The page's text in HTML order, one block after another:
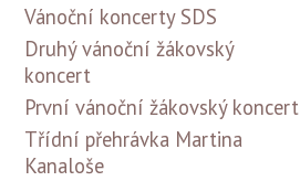
Vánoční koncerty SDS
Druhý vánoční žákovský
koncert
První vánoční žákovský koncert
Třídní přehrávka Martina
Kanaloše